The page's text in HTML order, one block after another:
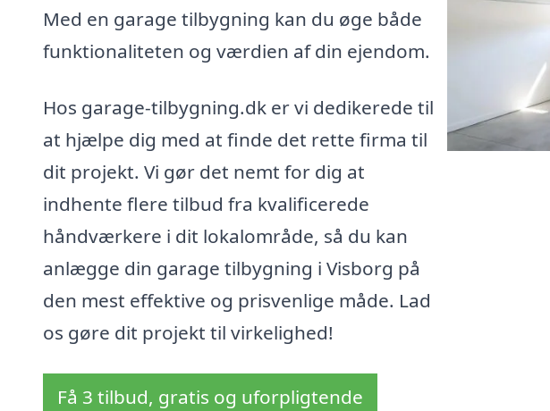
Med en garage tilbygning kan du øge både
funktionaliteten og værdien af din ejendom.
Hos garage-tilbygning.dk er vi dedikerede til
at hjælpe dig med at finde det rette firma til
dit projekt. Vi gør det nemt for dig at
indhente flere tilbud fra kvalificerede
håndværkere i dit lokalområde, så du kan
anlægge din garage tilbygning i Visborg på
den mest effektive og prisvenlige måde. Lad
os gøre dit projekt til virkelighed!
Få 3 tilbud, gratis og uforpligtende